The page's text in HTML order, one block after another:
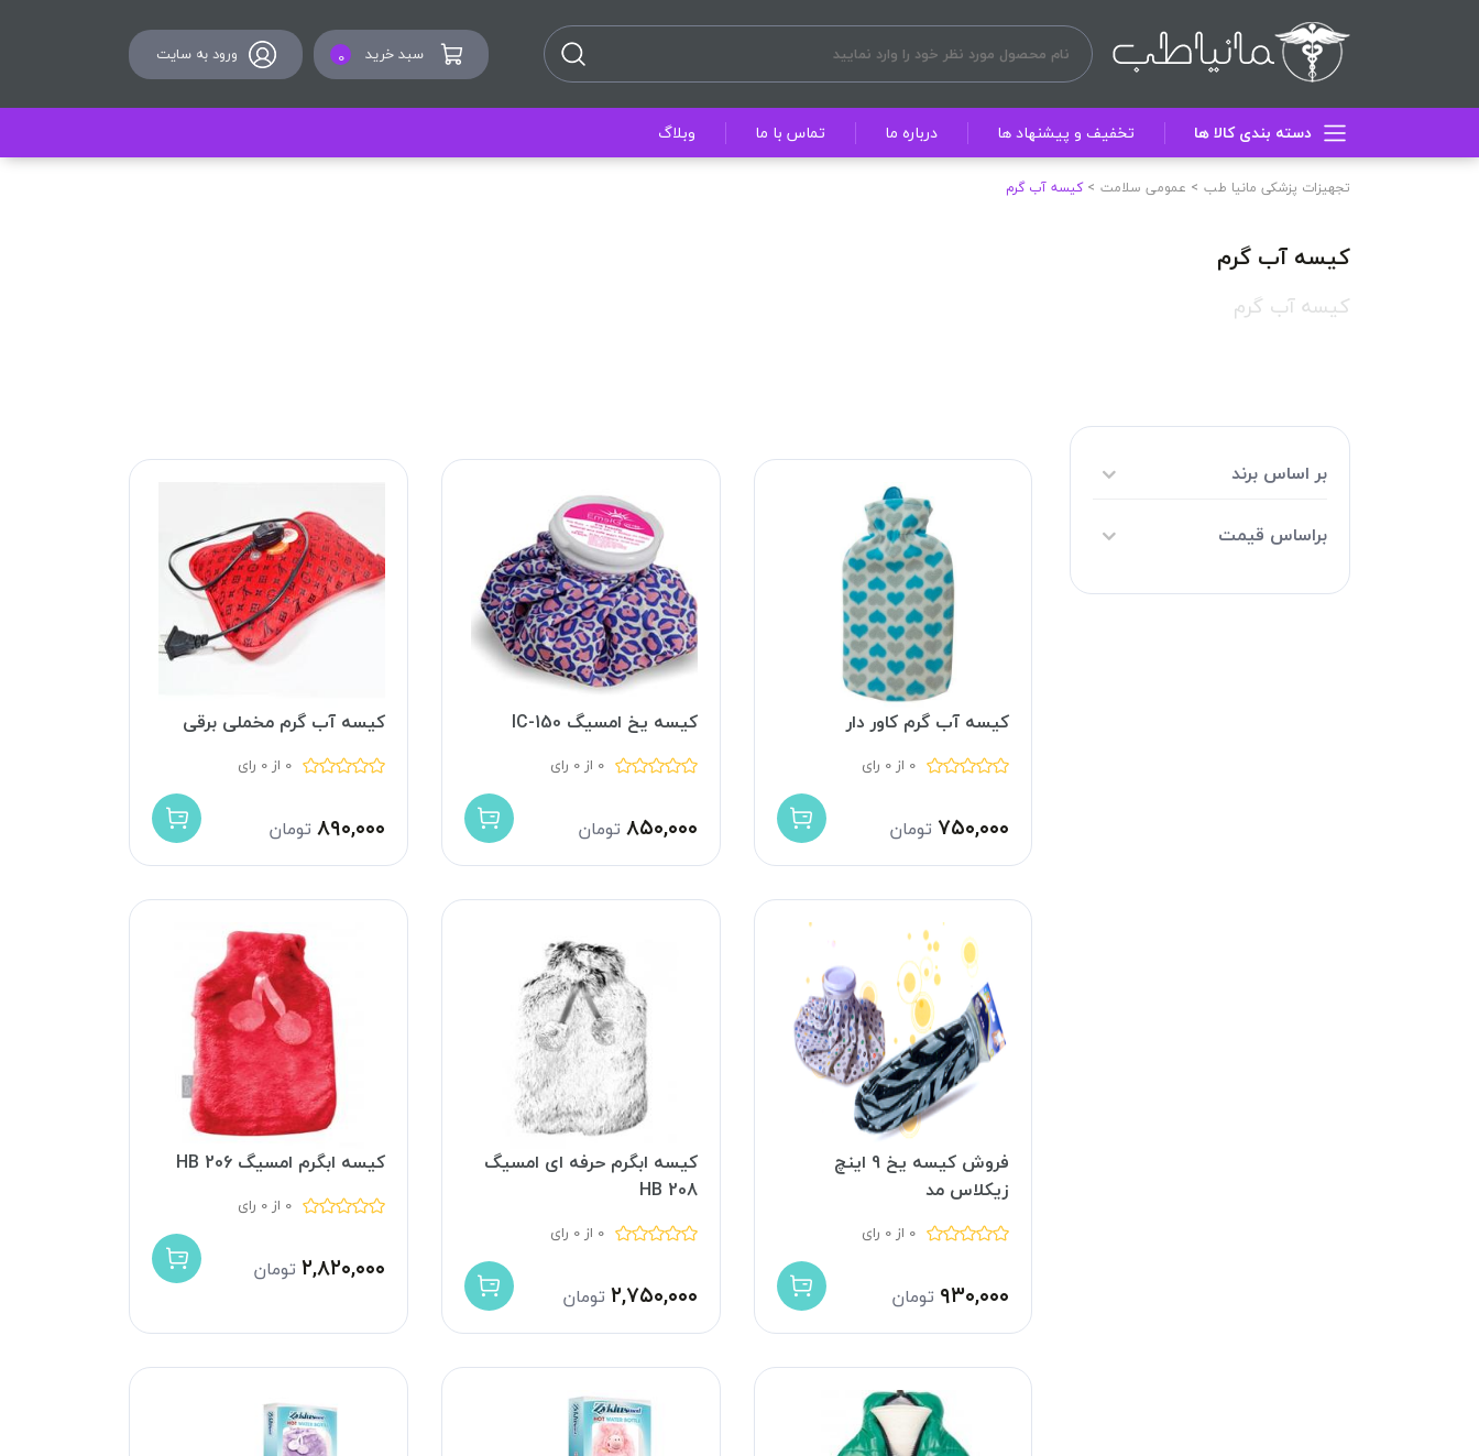
سبد خرید 0 ورود به سایت
دسته بندی کالا ها تخفیف و پیشنهاد ها درباره ما تماس با ما وبلاگ
تجهیزات پزشکی مانیا طب عمومی سلامت کیسه آب گرم
کیسه آب گرم
کیسه آب گرم
بر اساس برند
براساس قیمت
کیسه آب گرم کاور دار
0 از 0 رای
۷۵۰,۰۰۰ تومان
کیسه یخ امسیگ IC-150
0 از 0 رای
۸۵۰,۰۰۰ تومان
کیسه آب گرم مخملی برقی
0 از 0 رای
۸۹۰,۰۰۰ تومان
فروش کیسه یخ 9 اینچ
زیکلاس مد
0 از 0 رای
۹۳۰,۰۰۰ تومان
کیسه ابگرم حرفه ای امسیگ
HB 208
0 از 0 رای
۲,۷۵۰,۰۰۰ تومان
کیسه ابگرم امسیگ HB 206
0 از 0 رای
۲,۸۲۰,۰۰۰ تومان